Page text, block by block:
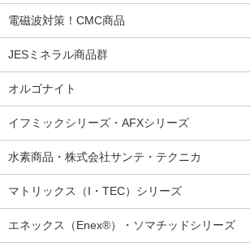
電磁波対策！CMC商品
JESミネラル商品群
オルゴナイト
イフミックシリーズ・AFXシリーズ
水素商品・株式会社サンテ・テクニカ
マトリックス（I・TEC）シリーズ
エネックス（Enex®）・ソマチッドシリーズ